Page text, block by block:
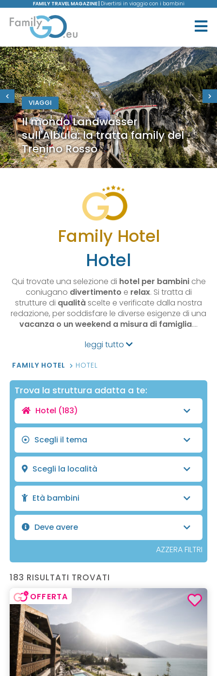
FAMILY TRAVEL MAGAZINE | Divertirsi in viaggio con i bambini
VIAGGI
Il mondo Landwasser
sull'Albula: la tratta family del
Trenino Rosso
Family Hotel
Hotel
Qui trovate una selezione di hotel per bambiniche
coniugano divertimento e relax. Si tratta di
strutture di qualitàscelte e verificate dalla nostra
redazione, per soddisfare le diverse esigenze di una
vacanza o un weekend a misura di famiglia.…
leggi tutto
FAMILY HOTEL HOTEL
Trova la struttura adatta a te:
Hotel (183)
Scegli il tema
Scegli la località
Età bambini
Deve avere
AZZERA FILTRI
183 RISULTATI TROVATI
OFFERTA